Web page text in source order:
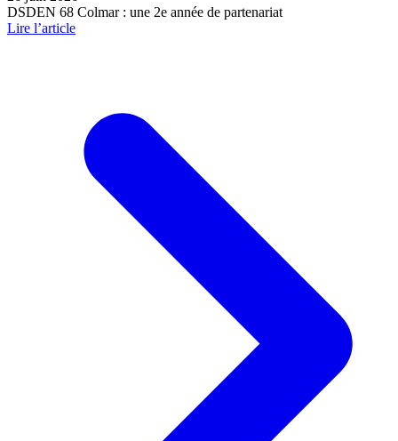
DSDEN 68 Colmar : une 2e année de partenariat
Lire l’article